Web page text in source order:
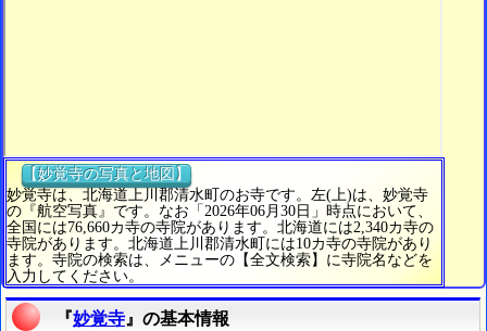
【妙覚寺の写真と地図】
妙覚寺は、北海道上川郡清水町のお寺です。左(上)は、妙覚寺
の『航空写真』です。なお「2026年06月30日」時点において、
全国には76,660カ寺の寺院があります。北海道には2,340カ寺の
寺院があります。北海道上川郡清水町には10カ寺の寺院があり
ます。寺院の検索は、メニューの【全文検索】に寺院名などを
入力してください。
『妙覚寺 』の基本情報